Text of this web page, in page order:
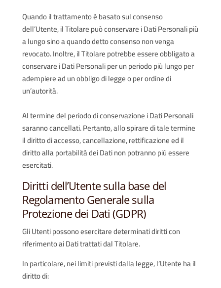
Quando il trattamento è basato sul consenso
dell’Utente, il Titolare può conservare i Dati Personali più
a lungo sino a quando detto consenso non venga
revocato. Inoltre, il Titolare potrebbe essere obbligato a
conservare i Dati Personali per un periodo più lungo per
adempiere ad un obbligo di legge o per ordine di
un’autorità.
Al termine del periodo di conservazione i Dati Personali
saranno cancellati. Pertanto, allo spirare di tale termine
il diritto di accesso, cancellazione, rettificazione ed il
diritto alla portabilità dei Dati non potranno più essere
esercitati.
Diritti dell’Utente sulla base del
Regolamento Generale sulla
Protezione dei Dati (GDPR)
Gli Utenti possono esercitare determinati diritti con
riferimento ai Dati trattati dal Titolare.
In particolare, nei limiti previsti dalla legge, l’Utente ha il
diritto di: